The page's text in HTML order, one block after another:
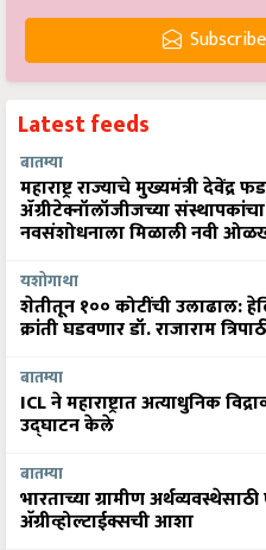
Latest feeds
बातम्या
महाराष्ट्र राज्याचे मुख्यमंत्री देवेंद्र
ॲग्रीटेक्नॉलॉजीजच्या
नवसंशोधनाला मिळाली नवी
यशोगाथा
शेतीतून १०० कोटींची उलाढाल:
क्रांती घडवणार डॉ. राजाराम
बातम्या
ICL ने महाराष्ट्रात अत्याधुनिक
उद्घाटन केले
बातम्या
भारताच्या ग्रामीण
अ‍ॅग्रीव्होल्टाईक्सची आशा